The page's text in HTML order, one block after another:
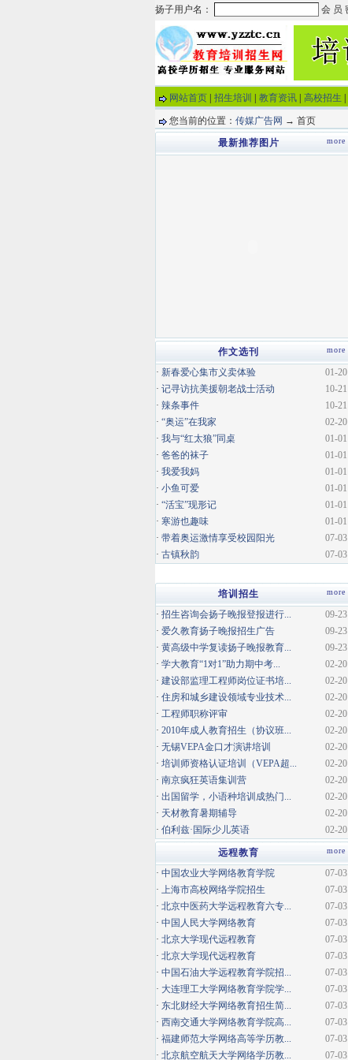
网站首页
招生培训 教育资讯 高校招生
您当前的位置： 传媒广告网 → 首页
more
最新推荐图片
more
作文选刊
01-20
· 新春爱心集市义卖体验
10-21
· 记寻访抗美援朝老战士活动
10-21
· 辣条事件
02-20
· “奥运”在我家
01-01
· 我与“红太狼”同桌
01-01
· 爸爸的袜子
01-01
· 我爱我妈
01-01
· 小鱼可爱
01-01
· “活宝”现形记
01-01
· 寒游也趣味
07-03
· 带着奥运激情享受校园阳光
07-03
· 古镇秋韵
more
培训招生
09-23
· 招生咨询会扬子晚报登报进行...
09-23
· 爱久教育扬子晚报招生广告
09-23
· 黄高级中学复读扬子晚报教育...
02-20
· 学大教育“1对1”助力期中考...
02-20
· 建设部监理工程师岗位证书培...
02-20
· 住房和城乡建设领域专业技术...
02-20
· 工程师职称评审
02-20
· 2010年成人教育招生（协议班...
02-20
· 无锡VEPA金口才演讲培训
02-20
· 培训师资格认证培训（VEPA超...
02-20
· 南京疯狂英语集训营
02-20
· 出国留学，小语种培训成热门...
02-20
· 天材教育暑期辅导
02-20
· 伯利兹·国际少儿英语
more
远程教育
07-03
· 中国农业大学网络教育学院
07-03
· 上海市高校网络学院招生
07-03
· 北京中医药大学远程教育六专...
07-03
· 中国人民大学网络教育
07-03
· 北京大学现代远程教育
07-03
· 北京大学现代远程教育
07-03
· 中国石油大学远程教育学院招...
07-03
· 大连理工大学网络教育学院学...
07-03
· 东北财经大学网络教育招生简...
07-03
· 西南交通大学网络教育学院高...
07-03
· 福建师范大学网络高等学历教...
07-03
· 北京航空航天大学网络学历教...